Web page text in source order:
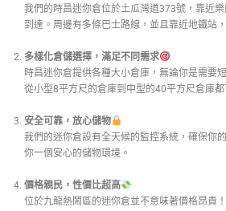
我們的時昌迷你倉位於土瓜灣道373號，靠近
到達。周邊有多條巴士路線，並且靠近地鐵站
多樣化倉儲選擇，滿足不同需求
時昌迷你倉提供各種大小倉庫，無論你是需要
從小型8平方尺的倉庫到中型的40平方尺倉庫都
安全可靠，放心儲物
我們的迷你倉設有全天候的監控系統，確保你
你一個安心的儲物環境。
價格親民，性價比超高
位於九龍熱鬧區的迷你倉並不意味著價格昂貴